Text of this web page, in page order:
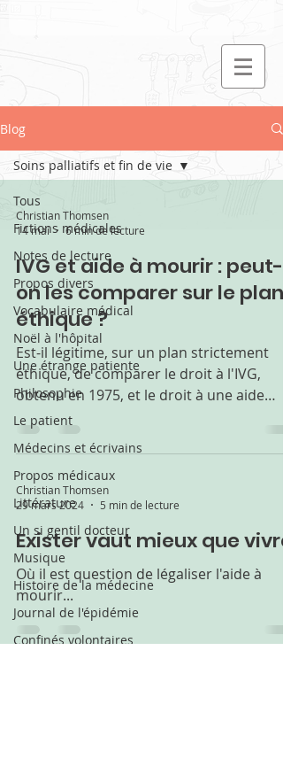
Blog
Tous
Fictions médicales
Notes de lecture
Propos divers
Vocabulaire médical
Noël à l'hôpital
Une étrange patiente
Philosophie
Le patient
Médecins et écrivains
Propos médicaux
Littérature
Un si gentil docteur
Musique
Histoire de la médecine
Journal de l'épidémie
Confinés volontaires
Soins palliatifs et fin de vie
Christian Thomsen
14 mai
6 min de lecture
IVG et aide à mourir : peut-
on les comparer sur le plan
éthique ?
Est-il légitime, sur un plan strictement
éthique, de comparer le droit à l'IVG,
obtenu en 1975, et le droit à une aide
active à mourir, qui fera probablement
Christian Thomsen
29 mars 2024
5 min de lecture
Exister vaut mieux que vivre
Où il est question de légaliser l'aide à
mourir...